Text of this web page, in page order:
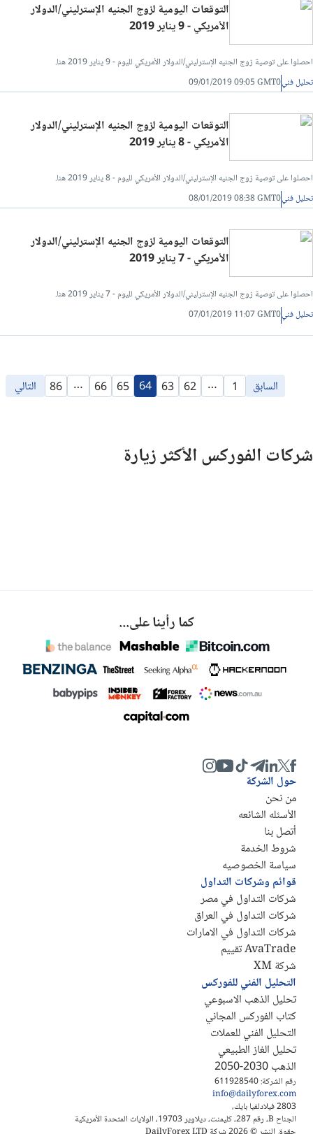
التوقعات اليومية لزوج الجنيه الإسترليني/الدولار
الأمريكي - 9 يناير 2019
احصلوا على توصية زوج الجنيه الإسترليني/الدولار الأمريكي لليوم - 9 يناير 2019 هنا.
تحليل فني09/01/2019 09:05 GMT0
التوقعات اليومية لزوج الجنيه الإسترليني/الدولار
الأمريكي - 8 يناير 2019
احصلوا على توصية زوج الجنيه الإسترليني/الدولار الأمريكي لليوم - 8 يناير 2019 هنا.
تحليل فني08/01/2019 08:38 GMT0
التوقعات اليومية لزوج الجنيه الإسترليني/الدولار
الأمريكي - 7 يناير 2019
احصلوا على توصية زوج الجنيه الإسترليني/الدولار الأمريكي لليوم - 7 يناير 2019 هنا.
تحليل فني07/01/2019 11:07 GMT0
السابق 1
…
62
63
64
65
66
…
86 التالي
شركات الفوركس الأكثر زيارة
كما رأينا على...
رقم الشركة: 611928540
info@dailyforex.com
2803 فيلادلفيا بايك،
الجناح B، رقم 287، كليمنت، ديلاوير 19703، الولايات المتحدة الأمريكية
حول الشركة
من نحن
الأسئله الشائعه
أتصل بنا
شروط الخدمة
سياسة الخصوصيه
قوائم وشركات التداول
شركات التداول في مصر
شركات التداول في العراق
شركات التداول في الامارات
AvaTrade تقييم
شركة XM
التحليل الفني للفوركس
تحليل الذهب الاسبوعي
كتاب الفوركس المجاني
التحليل الفني للعملات
تحليل الغاز الطبيعي
الذهب 2030-2050